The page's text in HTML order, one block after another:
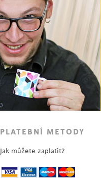
PLATEBNÍ METODY
Jak můžete zaplatit?